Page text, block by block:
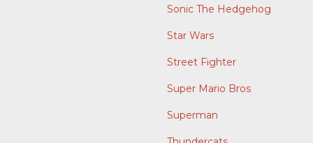
Sonic The Hedgehog
Star Wars
Street Fighter
Super Mario Bros
Superman